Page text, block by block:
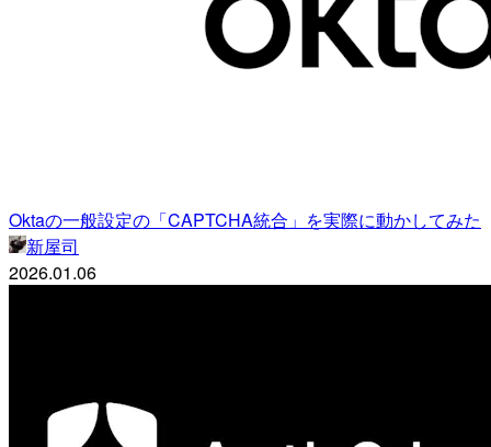
Oktaの一般設定の「CAPTCHA統合」を実際に動かしてみた
新屋司
2026.01.06